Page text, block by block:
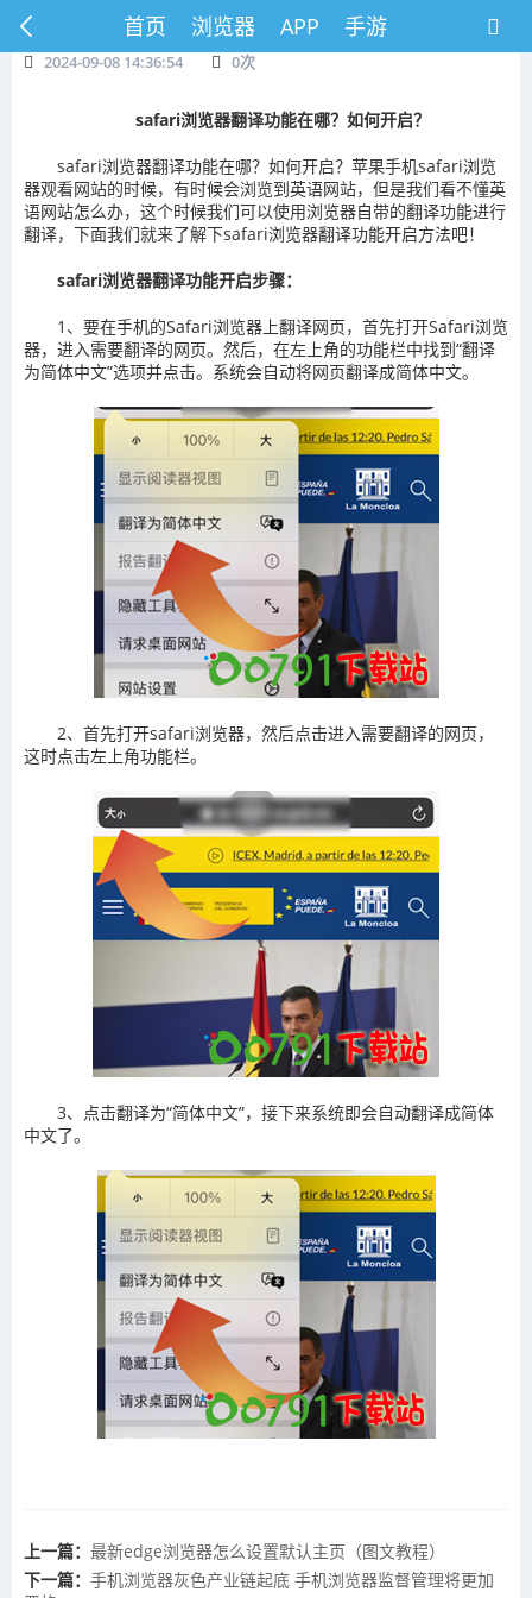
首页 浏览器 APP 手游
2024-09-08 14:36:54 0次
safari浏览器翻译功能在哪？如何开启？
safari浏览器翻译功能在哪？如何开启？苹果手机safari浏览
器观看网站的时候，有时候会浏览到英语网站，但是我们看不懂英
语网站怎么办，这个时候我们可以使用浏览器自带的翻译功能进行
翻译，下面我们就来了解下safari浏览器翻译功能开启方法吧！
safari浏览器翻译功能开启步骤：
1、要在手机的Safari浏览器上翻译网页，首先打开Safari浏览
器，进入需要翻译的网页。然后，在左上角的功能栏中找到“翻译
为简体中文”选项并点击。系统会自动将网页翻译成简体中文。
2、首先打开safari浏览器，然后点击进入需要翻译的网页，
这时点击左上角功能栏。
3、点击翻译为“简体中文”，接下来系统即会自动翻译成简体
中文了。
上一篇： ​最新edge浏览器怎么设置默认主页（图文教程）
下一篇： 手机浏览器灰色产业链起底 手机浏览器监督管理将更加